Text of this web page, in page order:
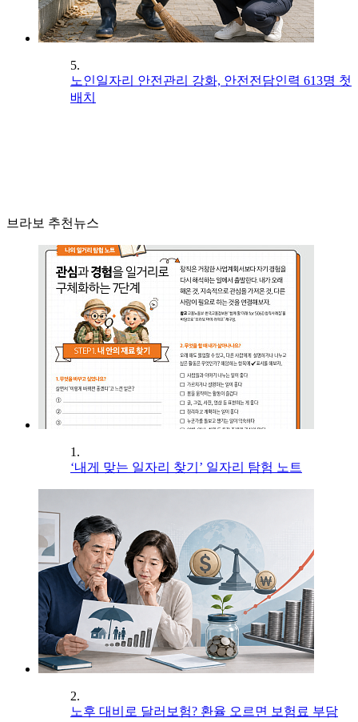
5.
노인일자리 안전관리 강화, 안전전담인력 613명 첫
배치
브라보 추천뉴스
1.
‘내게 맞는 일자리 찾기’ 일자리 탐험 노트
2.
노후 대비로 달러보험? 환율 오르면 보험료 부담